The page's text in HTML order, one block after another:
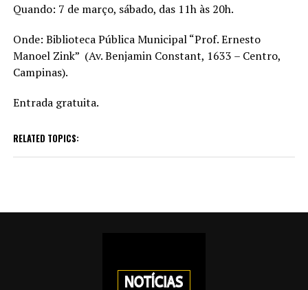
Quando: 7 de março, sábado, das 11h às 20h.
Onde: Biblioteca Pública Municipal “Prof. Ernesto
Manoel Zink” (Av. Benjamin Constant, 1633 – Centro,
Campinas).
Entrada gratuita.
RELATED TOPICS: